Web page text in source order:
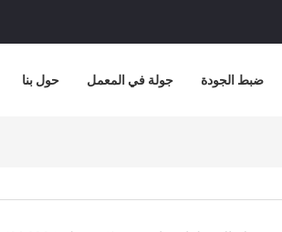
حول بنا جولة في المعمل ضبط الجودة